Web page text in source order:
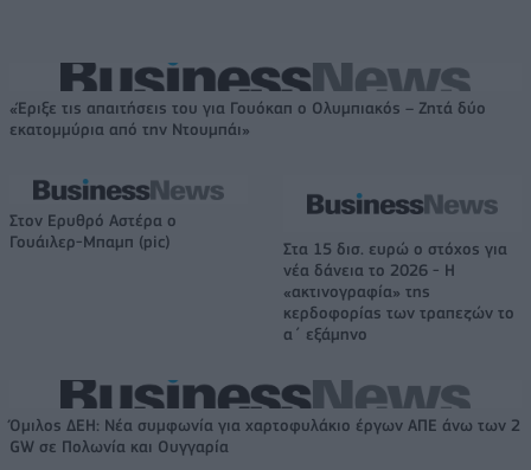
«Έριξε τις απαιτήσεις του για Γουόκαπ ο Ολυμπιακός – Ζητά δύο
εκατομμύρια από την Ντουμπάι»
Στον Ερυθρό Αστέρα ο
Γουάιλερ-Μπαμπ (pic)
Στα 15 δισ. ευρώ ο στόχος για
νέα δάνεια το 2026 - Η
«ακτινογραφία» της
κερδοφορίας των τραπεζών το
α΄ εξάμηνο
Όμιλος ΔΕΗ: Νέα συμφωνία για χαρτοφυλάκιο έργων ΑΠΕ άνω των 2
GW σε Πολωνία και Ουγγαρία